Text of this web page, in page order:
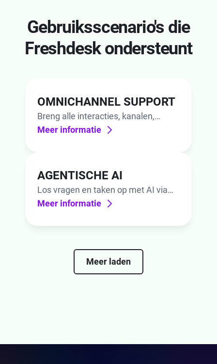
Gebruiksscenario's die
Freshdesk ondersteunt
OMNICHANNEL SUPPORT
Breng alle interacties, kanalen,
context en AI samen op één plek.
Meer informatie
AGENTISCHE AI
Los vragen en taken op met AI via
elk kanaal. Gebruik kant-en-klare AI-
Meer informatie
Meer laden